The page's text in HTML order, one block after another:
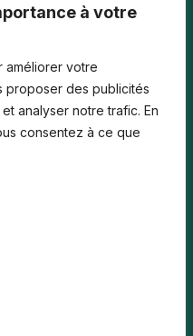
à votre
améliorer votre
proposer des publicités
analyser notre trafic. En
consentez à ce que
rangs et…
nouvelles cyberfraudes
Guide…
en entreprise :…